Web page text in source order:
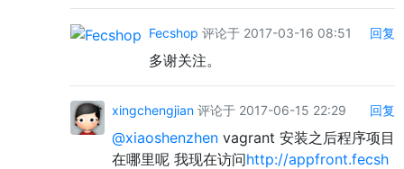
Fecshop 评论于 2017-03-16 08:51 回复
多谢关注。
xingchengjian 评论于 2017-06-15 22:29 回复
@xiaoshenzhen vagrant 安装之后程序项目
在哪里呢 我现在访问http://appfront.fecsh